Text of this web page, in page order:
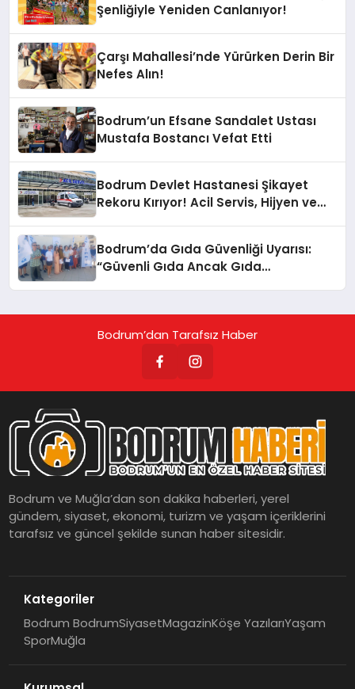
Şenliğiyle Yeniden Canlanıyor!
Çarşı Mahallesi’nde Yürürken Derin Bir
Nefes Alın!
Bodrum’un Efsane Sandalet Ustası
Mustafa Bostancı Vefat Etti
Bodrum Devlet Hastanesi Şikayet
Rekoru Kırıyor! Acil Servis, Hijyen ve
Bodrum’da Gıda Güvenliği Uyarısı:
“Güvenli Gıda Ancak Gıda
Bodrum’dan Tarafsız Haber
Bodrum ve Muğla’dan son dakika haberleri, yerel
gündem, siyaset, ekonomi, turizm ve yaşam içeriklerini
tarafsız ve güncel şekilde sunan haber sitesidir.
Kategoriler
Bodrum BodrumSiyasetMagazinKöşe YazılarıYaşam
SporMuğla